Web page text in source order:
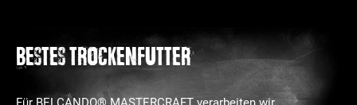
BESTES TROCKENFUTTER